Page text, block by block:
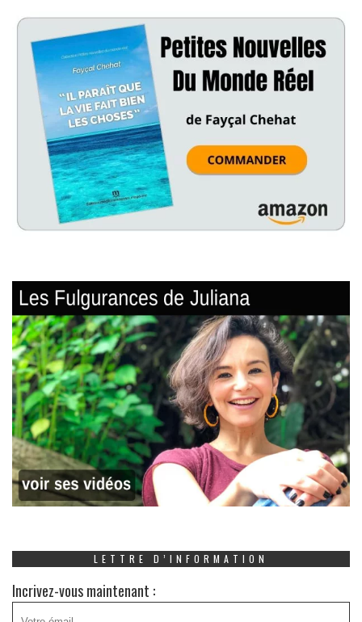
LETTRE D’INFORMATION
Incrivez-vous maintenant :